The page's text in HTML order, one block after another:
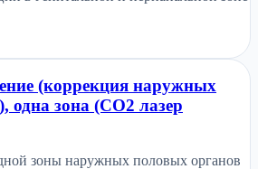
(коррекция наружных
одна зона (CO2 лазер
зоны наружных половых органов